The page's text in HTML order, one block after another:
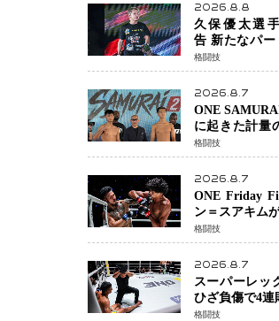
る」異例の挑
に女子スポー
2026.8.8
久保優太選
告 新たなパー
「集大成の一
を支える存在
格闘技
2026.8.7
ONE
に起きた計量
希ら注目ファ
体重で決戦へ
平山諒選手戦は
格闘技
2026.8.7
ONE Friday
ン＝スアキム
ル・アナン
取！猛反撃を
勝利、8連勝を
格闘技
2026.8.7
スーパーレッ
ひざ負傷で4連
て異例の苦境
格闘技